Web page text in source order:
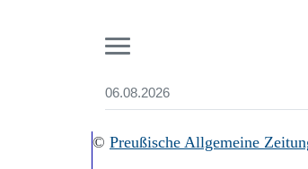
06.08.2026
Start
Suchen und finden
© Preußische Allgemeine